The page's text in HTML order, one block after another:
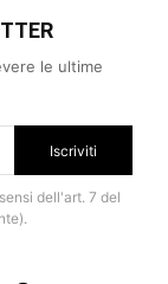
le ultime
Iscriviti
dell'art. 7 del